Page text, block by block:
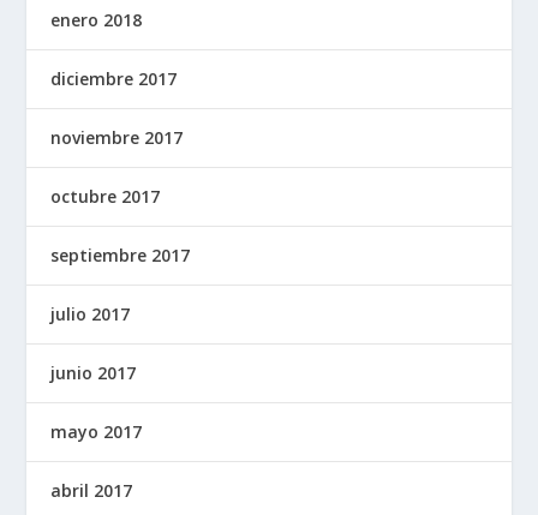
enero 2018
diciembre 2017
noviembre 2017
octubre 2017
septiembre 2017
julio 2017
junio 2017
mayo 2017
abril 2017